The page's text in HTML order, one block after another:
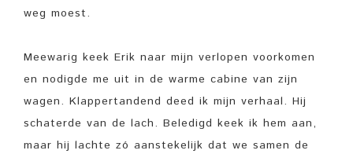
weg moest.
Meewarig keek Erik naar mijn verlopen voorkomen
en nodigde me uit in de warme cabine van zijn
wagen. Klappertandend deed ik mijn verhaal. Hij
schaterde van de lach. Beledigd keek ik hem aan,
maar hij lachte zó aanstekelijk dat we samen de